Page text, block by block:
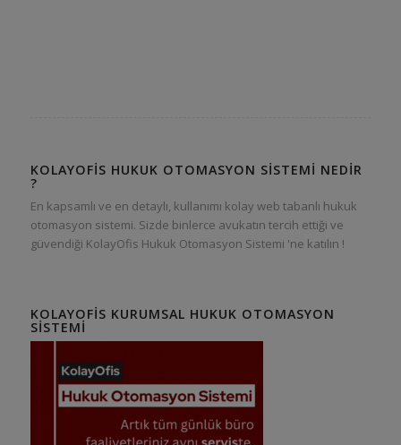
KOLAYOFIS HUKUK OTOMASYON SISTEMI NEDIR
?
En kapsamlı ve en detaylı, kullanımı kolay web tabanlı hukuk
otomasyon sistemi. Sizde binlerce avukatın tercih ettiği ve
güvendiği KolayOfis Hukuk Otomasyon Sistemi 'ne katılın !
KOLAYOFIS KURUMSAL HUKUK OTOMASYON
SISTEMI